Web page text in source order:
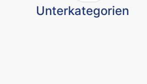
Unterkategorien